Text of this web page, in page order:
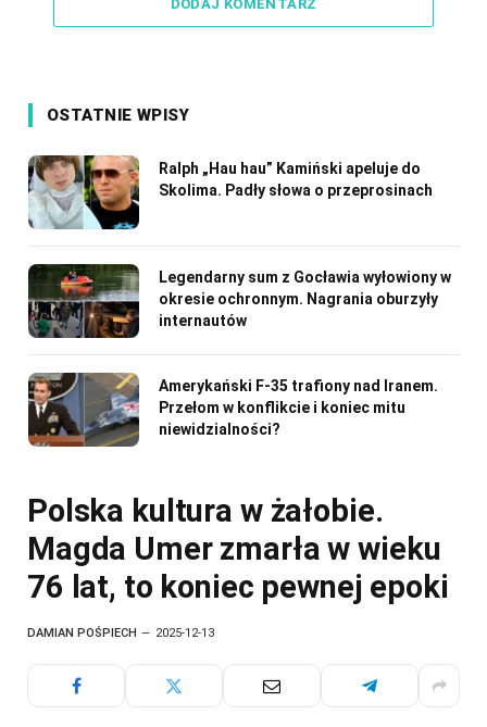
DODAJ KOMENTARZ
OSTATNIE WPISY
Ralph „Hau hau” Kamiński apeluje do
Skolima. Padły słowa o przeprosinach
Legendarny sum z Gocławia wyłowiony w
okresie ochronnym. Nagrania oburzyły
internautów
Amerykański F-35 trafiony nad Iranem.
Przełom w konflikcie i koniec mitu
niewidzialności?
Polska kultura w żałobie.
Magda Umer zmarła w wieku
76 lat, to koniec pewnej epoki
DAMIAN POŚPIECH 2025-12-13